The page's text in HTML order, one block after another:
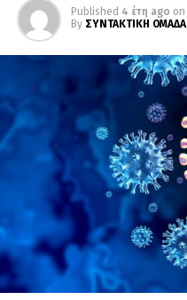
Published 4 έτη ago on
By ΣΥΝΤΑΚΤΙΚΗ ΟΜΑΔΑ